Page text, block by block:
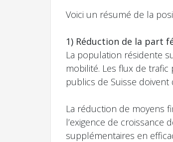
Voici un résumé de la
1) Réduction de la part
La population résidente
mobilité. Les flux de
publics de Suisse
La réduction de moyens
l’exigence de
supplémentaires en